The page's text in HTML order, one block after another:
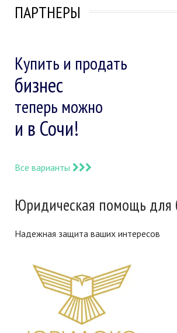
ПАРТНЕРЫ
Купить и продать
бизнес
теперь можно
и в Сочи!
Все варианты
Юридическая помощь для
Надежная защита ваших интересов